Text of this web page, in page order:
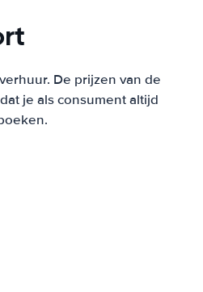
De prijzen van de
je als consument altijd